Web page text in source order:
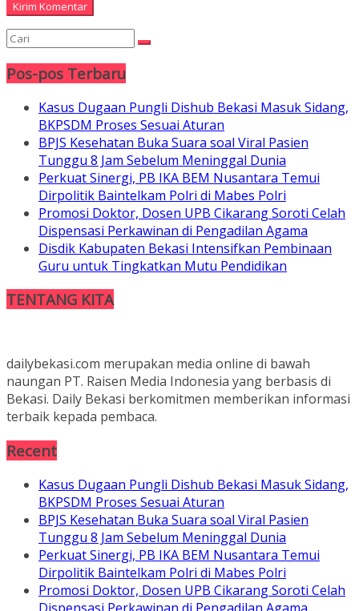
Pos-pos Terbaru
Kasus Dugaan Pungli Dishub Bekasi Masuk Sidang,
BKPSDM Proses Sesuai Aturan
BPJS Kesehatan Buka Suara soal Viral Pasien
Tunggu 8 Jam Sebelum Meninggal Dunia
Perkuat Sinergi, PB IKA BEM Nusantara Temui
Dirpolitik Baintelkam Polri di Mabes Polri
Promosi Doktor, Dosen UPB Cikarang Soroti Celah
Dispensasi Perkawinan di Pengadilan Agama
Disdik Kabupaten Bekasi Intensifkan Pembinaan
Guru untuk Tingkatkan Mutu Pendidikan
TENTANG KITA
dailybekasi.com merupakan media online di bawah
naungan PT. Raisen Media Indonesia yang berbasis di
Bekasi. Daily Bekasi berkomitmen memberikan informasi
terbaik kepada pembaca.
Recent
Kasus Dugaan Pungli Dishub Bekasi Masuk Sidang,
BKPSDM Proses Sesuai Aturan
BPJS Kesehatan Buka Suara soal Viral Pasien
Tunggu 8 Jam Sebelum Meninggal Dunia
Perkuat Sinergi, PB IKA BEM Nusantara Temui
Dirpolitik Baintelkam Polri di Mabes Polri
Promosi Doktor, Dosen UPB Cikarang Soroti Celah
Dispensasi Perkawinan di Pengadilan Agama